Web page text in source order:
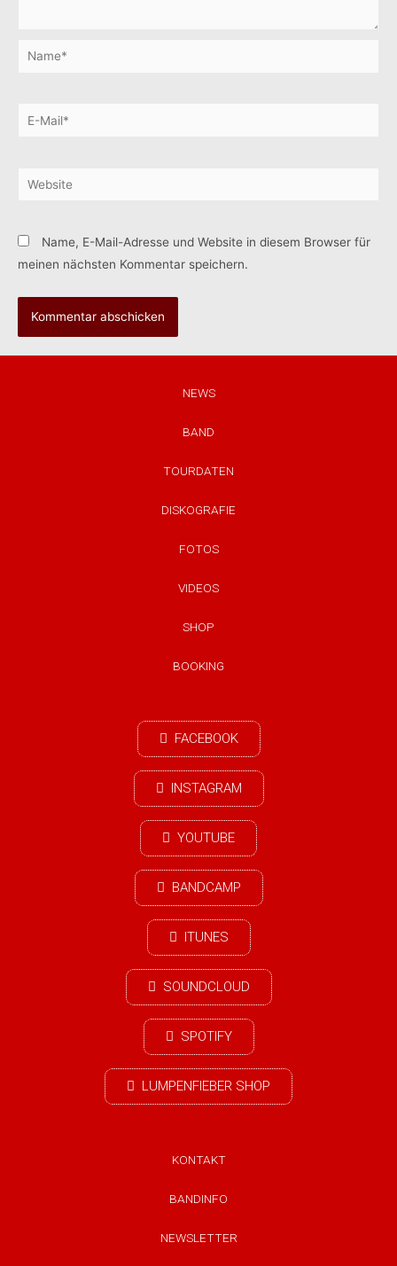
Name, E-Mail-Adresse und Website in diesem Browser für
meinen nächsten Kommentar speichern.
NEWS
BAND
TOURDATEN
DISKOGRAFIE
FOTOS
VIDEOS
SHOP
BOOKING
FACEBOOK
INSTAGRAM
YOUTUBE
BANDCAMP
ITUNES
SOUNDCLOUD
SPOTIFY
LUMPENFIEBER SHOP
KONTAKT
BANDINFO
NEWSLETTER